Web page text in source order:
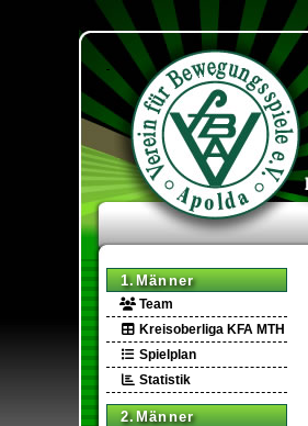
1.Männer
Team
Kreisoberliga KFA MTH
Spielplan
Statistik
2.Männer